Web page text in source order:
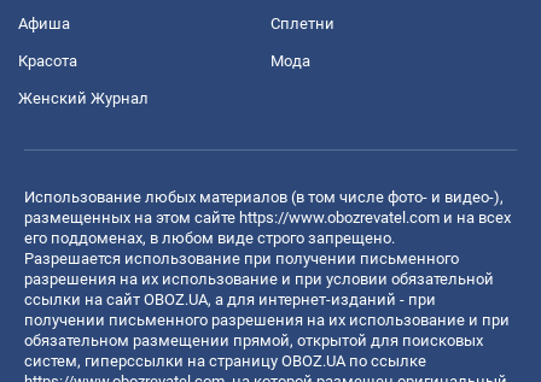
Афиша Сплетни
Красота Мода
Женский Журнал
Использование любых материалов (в том числе фото- и видео-),
размещенных на этом сайте https://www.obozrevatel.com и на всех
его поддоменах, в любом виде строго запрещено.
Разрешается использование при получении письменного
разрешения на их использование и при условии обязательной
ссылки на сайт OBOZ.UA, а для интернет-изданий - при
получении письменного разрешения на их использование и при
обязательном размещении прямой, открытой для поисковых
систем, гиперссылки на страницу OBOZ.UA по ссылке